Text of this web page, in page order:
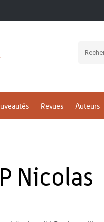
Revues Auteurs
Nicolas